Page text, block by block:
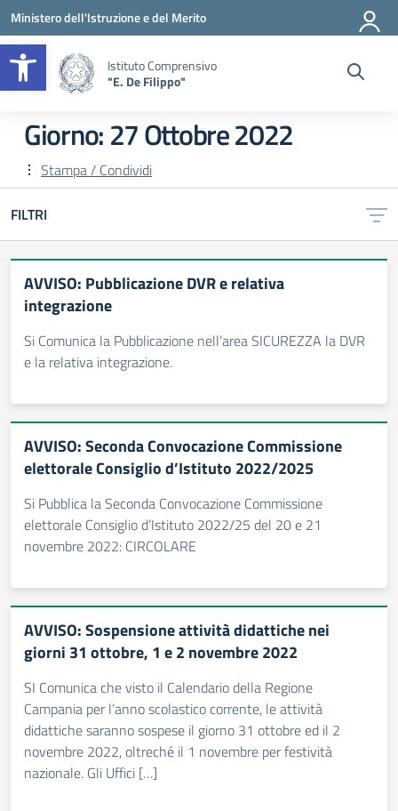
Apri la barra degli strumenti
Vai ai contenuti
Vai al menu di navigazione
Vai al footer
Ministero dell'Istruzione e del Merito
Istituto Comprensivo
"E. De Filippo"
Giorno:27 Ottobre 2022
Stampa / Condividi
FILTRI
AVVISO: Pubblicazione DVR e relativa
integrazione
Si Comunica la Pubblicazione nell’area SICUREZZA la DVR
e la relativa integrazione.
AVVISO: Seconda Convocazione Commissione
elettorale Consiglio d’Istituto 2022/2025
Si Pubblica la Seconda Convocazione Commissione
elettorale Consiglio d’Istituto 2022/25 del 20 e 21
novembre 2022: CIRCOLARE
AVVISO: Sospensione attività didattiche nei
giorni 31 ottobre, 1 e 2 novembre 2022
SI Comunica che visto il Calendario della Regione
Campania per l’anno scolastico corrente, le attività
didattiche saranno sospese il giorno 31 ottobre ed il 2
novembre 2022, oltreché il 1 novembre per festività
nazionale. Gli Uffici […]